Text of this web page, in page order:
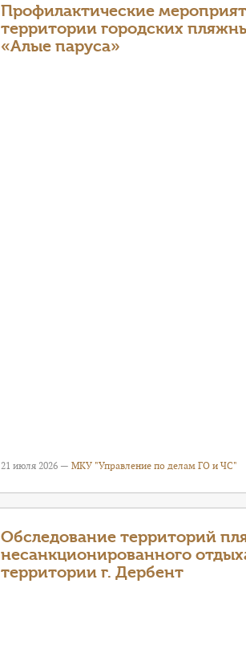
Профилактические
территории городских
«Алые паруса»
21 июля 2026 —МКУ "Управление по делам ГО и ЧС"
Обследование территорий
несанкционированного
территории г. Дербент